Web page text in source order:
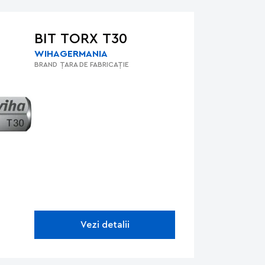
BIT TORX T30
WIHA
BRAND
GERMANIA
ȚARA DE FABRICAȚIE
Vezi detalii